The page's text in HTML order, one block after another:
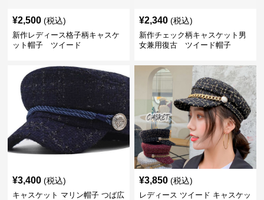
¥2,500 (税込)
新作レディース格子柄キャスケ
ット帽子 ツイード
¥2,340 (税込)
新作チェック柄キャスケット男
女兼用復古 ツイード帽子
¥3,400 (税込)
キャスケット マリン帽子 つば広
¥3,850 (税込)
レディース ツイード キャスケッ